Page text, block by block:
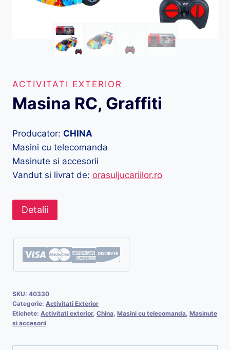
ACTIVITATI EXTERIOR
Masina RC, Graffiti
Producator: CHINA
Masini cu telecomanda
Masinute si accesorii
Vandut si livrat de: orasuljucariilor.ro
Detalii
SKU: 40330
Categorie: Activitati Exterior
Etichete: Activitati exterior, China, Masini cu telecomanda, Masinute
si accesorii